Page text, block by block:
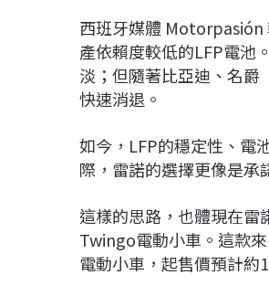
西班牙媒體 Motorpasión
產依賴度較低的LFP電池
淡；但隨著比亞迪、名爵
快速消退。
如今，LFP的穩定性、電
際，雷諾的選擇更像是承
這樣的思路，也體現在雷
Twingo電動小車。這款
電動小車，起售價預計約